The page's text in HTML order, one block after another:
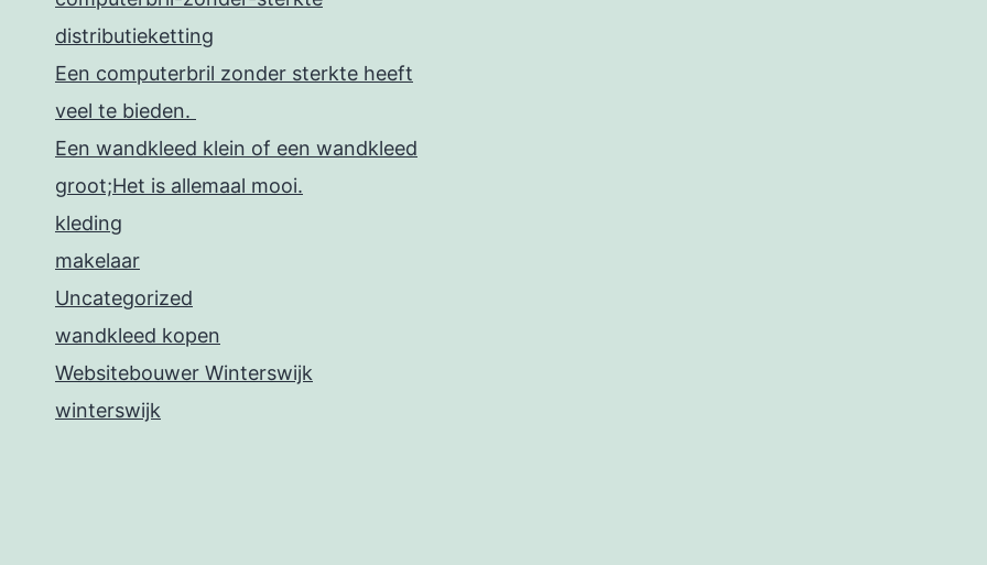
distributieketting
Een computerbril zonder sterkte heeft
veel te bieden.
Een wandkleed klein of een wandkleed
groot;Het is allemaal mooi.
kleding
makelaar
Uncategorized
wandkleed kopen
Websitebouwer Winterswijk
winterswijk